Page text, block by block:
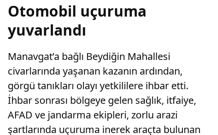
Otomobil uçuruma
yuvarlandı
Manavgat’a bağlı Beydiğin Mahallesi
civarlarında yaşanan kazanın ardından,
görgü tanıkları olayı yetkililere ihbar etti.
İhbar sonrası bölgeye gelen sağlık, itfaiye,
AFAD ve jandarma ekipleri, zorlu arazi
şartlarında uçuruma inerek araçta bulunan